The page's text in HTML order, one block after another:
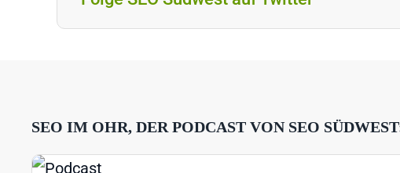
SEO IM OHR, DER PODCAST VON SEO